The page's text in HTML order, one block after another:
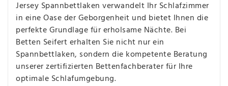
Jersey Spannbettlaken verwandelt Ihr Schlafzimmer
in eine Oase der Geborgenheit und bietet Ihnen die
perfekte Grundlage für erholsame Nächte. Bei
Betten Seifert erhalten Sie nicht nur ein
Spannbettlaken, sondern die kompetente Beratung
unserer zertifizierten Bettenfachberater für Ihre
optimale Schlafumgebung.